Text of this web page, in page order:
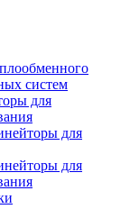
систем
для
для
для